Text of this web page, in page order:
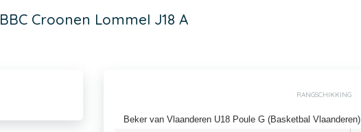
BBC Croonen Lommel J18 A
RANGSCHIKKING
Beker van Vlaanderen U18 Poule G (Basketbal Vlaanderen)